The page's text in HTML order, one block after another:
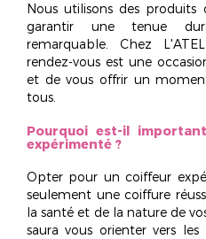
Nous utilisons des
garantir une tenue
remarquable. Chez
rendez-vous est une
et de vous offrir un
tous.
Pourquoi est-il
expérimenté ?
Opter pour un coiffeur
seulement une coiffure
la santé et de la nature de
saura vous orienter vers